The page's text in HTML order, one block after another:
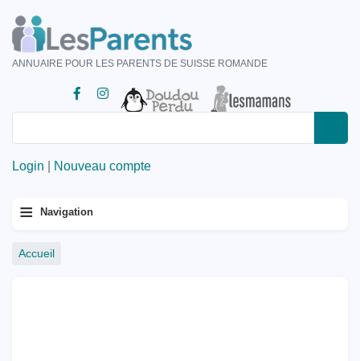
au
contenu
principal
ANNUAIRE POUR LES PARENTS DE SUISSE ROMANDE
Login Nouveau compte
Menu
≡ Navigation
Fil
Accueil